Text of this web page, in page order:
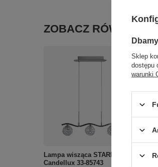
ZOBACZ RÓWNIEŻ
Lampa wisząca STARLET
Candellux 33-85743
Sklep
dostępu
warunki